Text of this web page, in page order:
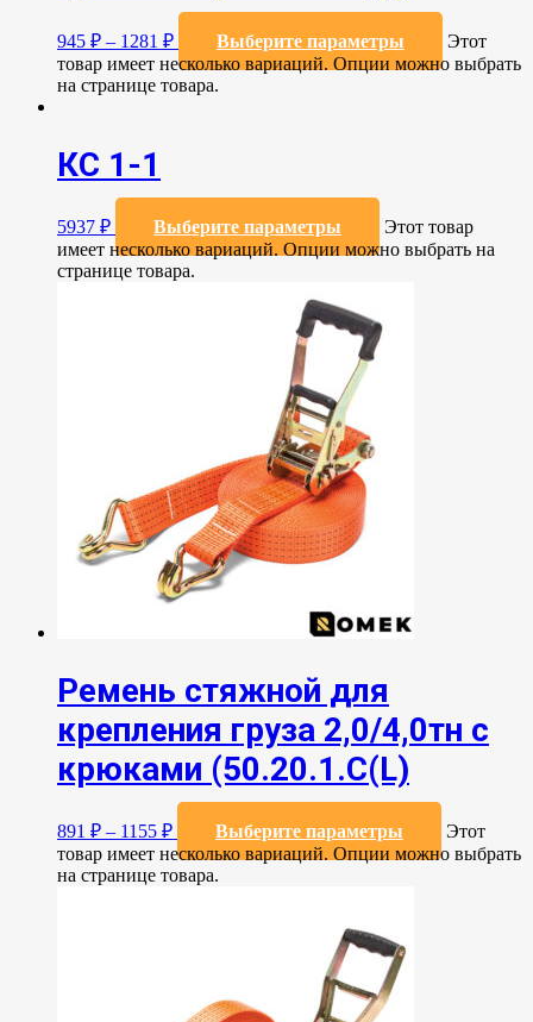
945 ₽ – 1281 ₽ Выберите параметры
Этот
товар имеет несколько вариаций. Опции можно выбрать
на странице товара.
КС 1-1
5937 ₽ Выберите параметры
Этот товар
имеет несколько вариаций. Опции можно выбрать на
странице товара.
Ремень стяжной для
крепления груза 2,0/4,0тн с
крюками (50.20.1.С(L)
891 ₽ – 1155 ₽ Выберите параметры
Этот
товар имеет несколько вариаций. Опции можно выбрать
на странице товара.